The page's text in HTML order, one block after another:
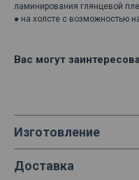
ламинирования глянцевой
● на холсте с возможностью
Вас могут
Изготовление
Доставка